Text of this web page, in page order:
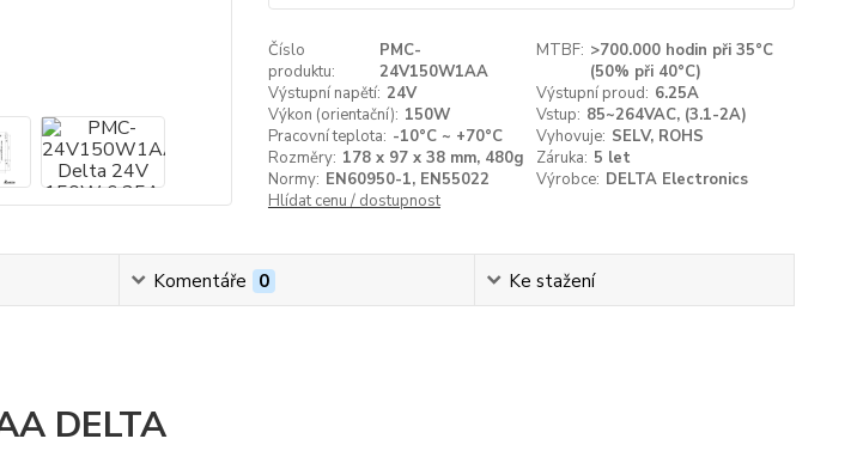
Číslo
produktu:
PMC-
24V150W1AA
MTBF: >700.000 hodin při 35°C
(50% při 40°C)
Výstupní napětí: 24V Výstupní proud: 6.25A
Výkon (orientační): 150W Vstup: 85~264VAC, (3.1-2A)
Pracovní teplota: -10°C ~ +70°C Vyhovuje: SELV, ROHS
Rozměry: 178 x 97 x 38 mm, 480g Záruka: 5 let
Normy: EN60950-1, EN55022 Výrobce: DELTA Electronics
Hlídat cenu / dostupnost
Komentáře 0 Ke stažení
DELTA